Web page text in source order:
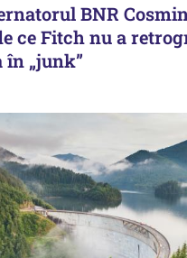
BNR
ce Fitch nu a
în „junk”